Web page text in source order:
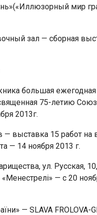
мир
зал — сборная
большая ежегодная
75-летию
2013г.
выставка 15 работ
— 14 ноября 2013 г.
ул. Русская,
— с 20
— SLAVA FROLOVA-